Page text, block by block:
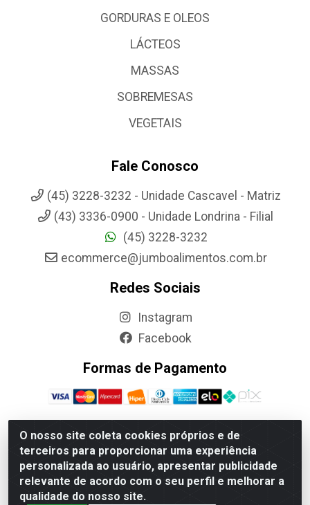
O nosso site coleta cookies próprios e de
terceiros para proporcionar uma experiência
personalizada ao usuário, apresentar publicidade
relevante de acordo com o seu perfil e melhorar a
qualidade do nosso site.
GORDURAS E OLEOS
LÁCTEOS
MASSAS
SOBREMESAS
VEGETAIS
Fale Conosco
(45) 3228-3232 - Unidade Cascavel - Matriz
(43) 3336-0900 - Unidade Londrina - Filial
(45) 3228-3232
ecommerce@jumboalimentos.com.br
Redes Sociais
Instagram
Facebook
Formas de Pagamento
Jumbo Alimentos Cascavel - Matriz - Rua Itatiba Do Sul, 161 -
Santos Dumont, Cascavel-PR - CEP 85804-700- CNPJ
85.522.043/0001-90